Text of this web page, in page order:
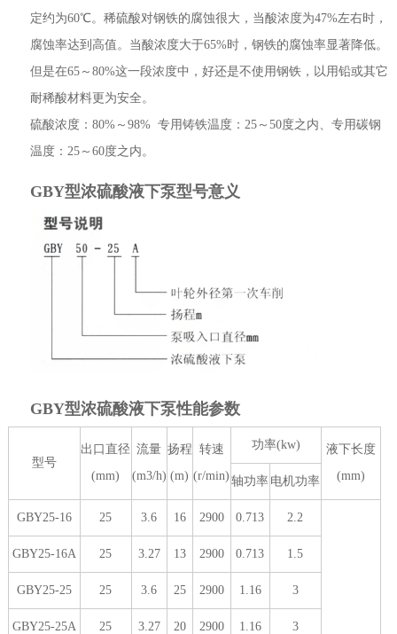
定约为60℃。稀硫酸对钢铁的腐蚀很大，当酸浓度为47%左右时，
腐蚀率达到高值。当酸浓度大于65%时，钢铁的腐蚀率显著降低。
但是在65～80%这一段浓度中，好还是不使用钢铁，以用铅或其它
耐稀酸材料更为安全。
硫酸浓度：80%～98% 专用铸铁温度：25～50度之内、专用碳钢
温度：25～60度之内。
GBY型浓硫酸液下泵型号意义
GBY型浓硫酸液下泵性能参数
型号
出口直径
(mm)
流量
(m3/h)
扬程
(m)
转速
(r/min)
功率(kw)
液下长度
(mm)
轴功率 电机功率
GBY25-16 25 3.6 16 2900 0.713 2.2
GBY25-16A 25 3.27 13 2900 0.713 1.5
GBY25-25 25 3.6 25 2900 1.16 3
GBY25-25A 25 3.27 20 2900 1.16 3